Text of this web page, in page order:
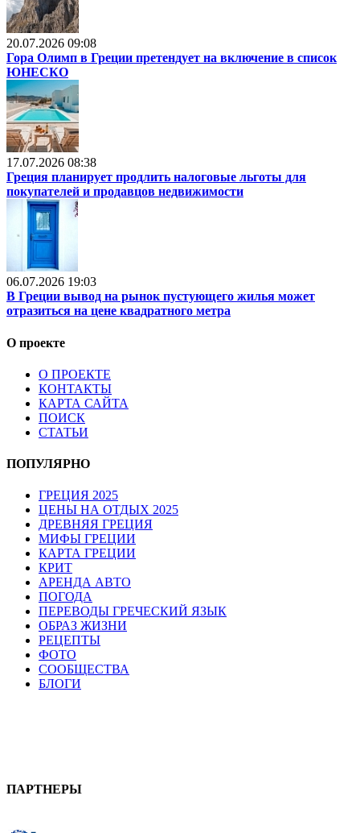
20.07.2026 09:08
Гора Олимп в Греции претендует на включение в список
ЮНЕСКО
17.07.2026 08:38
Греция планирует продлить налоговые льготы для
покупателей и продавцов недвижимости
06.07.2026 19:03
В Греции вывод на рынок пустующего жилья может
отразиться на цене квадратного метра
О проекте
О ПРОЕКТЕ
КОНТАКТЫ
КАРТА САЙТА
ПОИСК
СТАТЬИ
ПОПУЛЯРНО
ГРЕЦИЯ 2025
ЦЕНЫ НА ОТДЫХ 2025
ДРЕВНЯЯ ГРЕЦИЯ
МИФЫ ГРЕЦИИ
КАРТА ГРЕЦИИ
КРИТ
АРЕНДА АВТО
ПОГОДА
ПЕРЕВОДЫ ГРЕЧЕСКИЙ ЯЗЫК
ОБРАЗ ЖИЗНИ
РЕЦЕПТЫ
ФОТО
СООБЩЕСТВА
БЛОГИ
ПАРТНЕРЫ